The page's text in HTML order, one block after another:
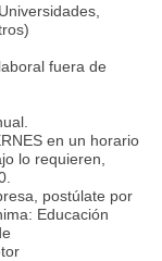
fuera de
en un horario
lo requieren,
postúlate por
Educación